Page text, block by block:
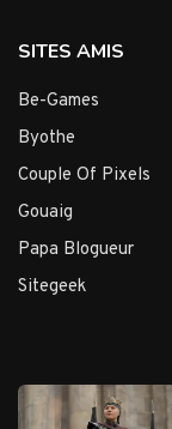
SITES AMIS
Be-Games
Byothe
Couple Of Pixels
Gouaig
Papa Blogueur
Sitegeek